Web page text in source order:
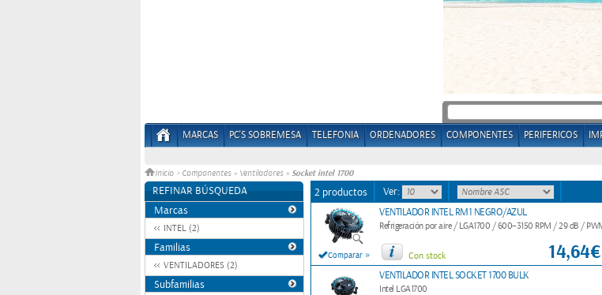
MARCAS PC'S SOBREMESA TELEFONIA ORDENADORES COMPONENTES PERIFERICOS
Inicio > Componentes » Ventiladores » Socket intel 1700
REFINAR BÚSQUEDA
Marcas
INTEL (2)
Familias
VENTILADORES (2)
Subfamilias
2 productos Ver:
Comparar »
VENTILADOR INTEL RM1 NEGRO/AZUL
Refrigeración por aire / LGA1700 / 600–3150 RPM / 29 dB /
Con stock
VENTILADOR INTEL SOCKET 1700 BULK
Intel LGA1700